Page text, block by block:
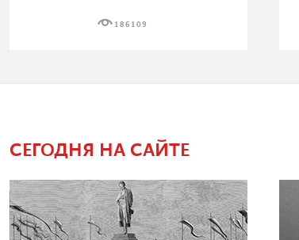
186109
СЕГОДНЯ НА САЙТЕ